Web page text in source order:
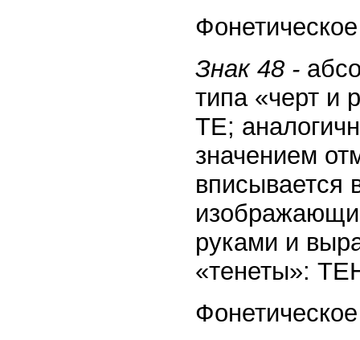
Знак 48 -
типа «черт и
ТE;
значением
вписывается
руками и
«тенеты»: